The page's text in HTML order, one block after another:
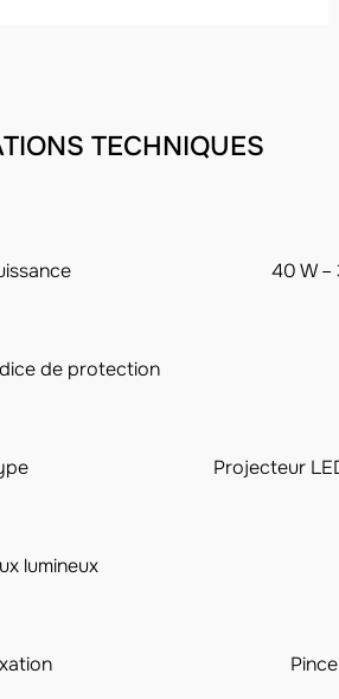
TECHNIQUES
40 W
de protection
Projecteur
lumineux